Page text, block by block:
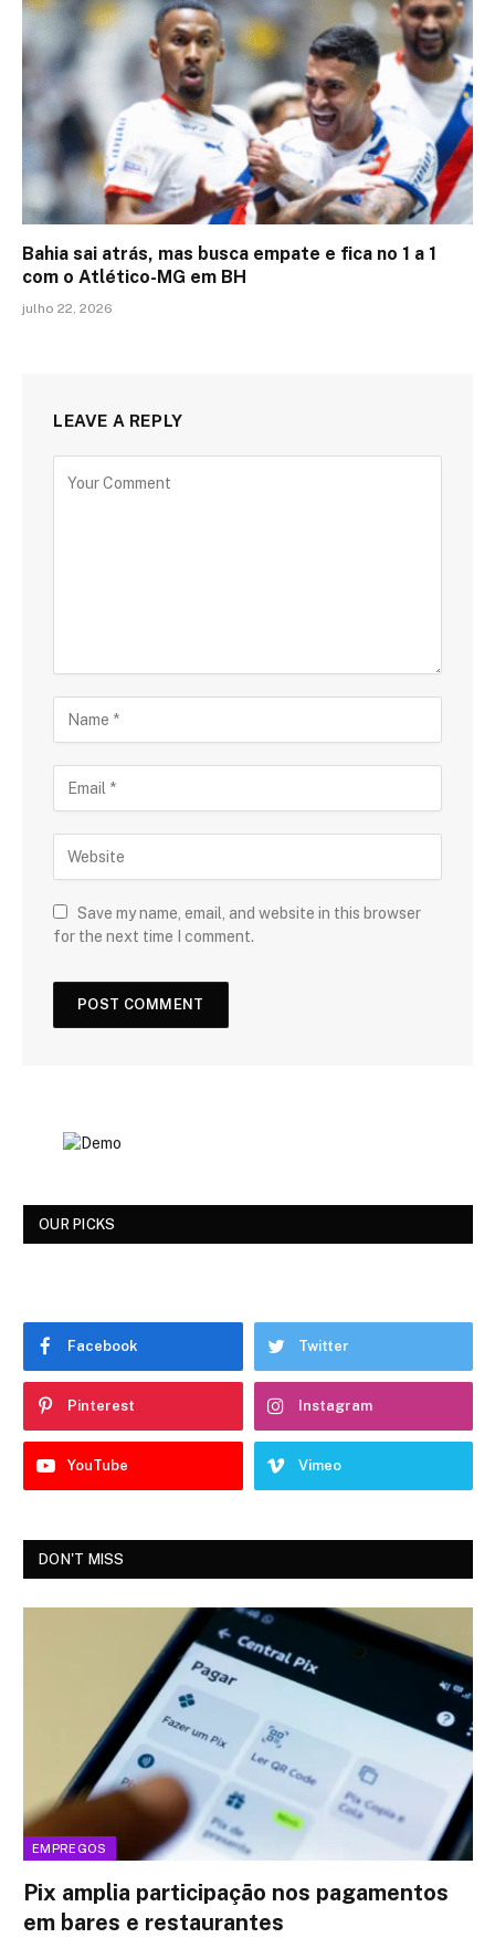
Bahia sai atrás, mas busca empate e fica no 1 a 1
com o Atlético-MG em BH
julho 22, 2026
LEAVE A REPLY
Save my name, email, and website in this browser
for the next time I comment.
OUR PICKS
Facebook Twitter
Pinterest Instagram
YouTube Vimeo
DON'T MISS
EMPREGOS
Pix amplia participação nos pagamentos
em bares e restaurantes